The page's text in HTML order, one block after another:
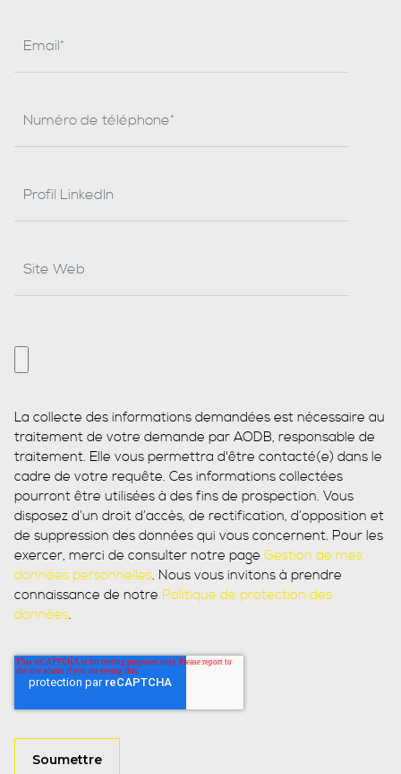
La collecte des informations demandées est nécessaire au
traitement de votre demande par AODB, responsable de
traitement. Elle vous permettra d'être contacté(e) dans le
cadre de votre requête. Ces informations collectées
pourront être utilisées à des fins de prospection. Vous
disposez d’un droit d’accès, de rectification, d’opposition et
de suppression des données qui vous concernent. Pour les
exercer, merci de consulter notre page Gestion de mes
données personnelles. Nous vous invitons à prendre
connaissance de notre Politique de protection des
données.